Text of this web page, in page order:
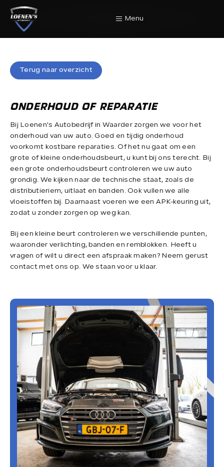
Menu
Home
Aanbod
Diensten
Werkplaats
Over Ons
Verkocht
Direct contact
Direct contact
E-mail
info@loenensautobedrijf.nl
Telefoon
+31 6 23892532
Adres
De Groendijck 43
3466 NJ Waarder
Terug naar overzicht
ONDERHOUD OF REPARATIE
Bij Loenen's Autobedrijf in Waarder zorgen we voor het
onderhoud van uw auto. Goed en tijdig onderhoud
voorkomt kostbare reparaties. Of het nu gaat om een
grote of kleine onderhoudsbeurt, u kunt bij ons terecht. Bij
een grote onderhoudsbeurt controleren we uw auto
grondig. We kijken naar de technische staat, zoals de
distributieriem, uitlaat en banden. Ook vullen we alle
vloeistoffen bij. Daarnaast voeren we een APK-keuring uit,
zodat u zonder zorgen op weg kan.
Bij een kleine beurt controleren we verschillende punten,
waaronder verlichting, banden en remblokken. Heeft u
vragen of wilt u direct een afspraak maken? Neem gerust
contact met ons op. We staan voor u klaar.